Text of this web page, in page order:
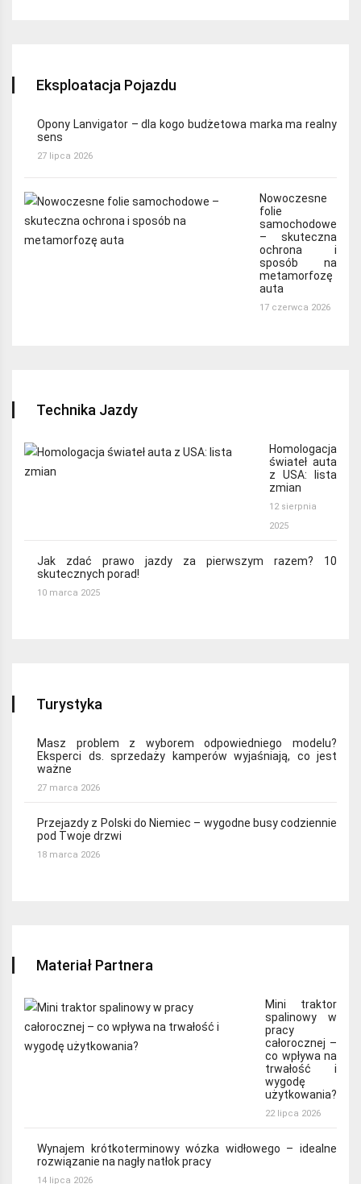
Eksploatacja Pojazdu
Opony Lanvigator – dla kogo budżetowa marka ma realny
sens
27 lipca 2026
Nowoczesne
folie
samochodowe
– skuteczna
ochrona i
sposób na
metamorfozę
auta
17 czerwca 2026
Technika Jazdy
Homologacja
świateł auta
z USA: lista
zmian
12 sierpnia
2025
Jak zdać prawo jazdy za pierwszym razem? 10
skutecznych porad!
10 marca 2025
Turystyka
Masz problem z wyborem odpowiedniego modelu?
Eksperci ds. sprzedaży kamperów wyjaśniają, co jest
ważne
27 marca 2026
Przejazdy z Polski do Niemiec – wygodne busy codziennie
pod Twoje drzwi
18 marca 2026
Materiał Partnera
Mini traktor
spalinowy w
pracy
całorocznej –
co wpływa na
trwałość i
wygodę
użytkowania?
22 lipca 2026
Wynajem krótkoterminowy wózka widłowego – idealne
rozwiązanie na nagły natłok pracy
14 lipca 2026